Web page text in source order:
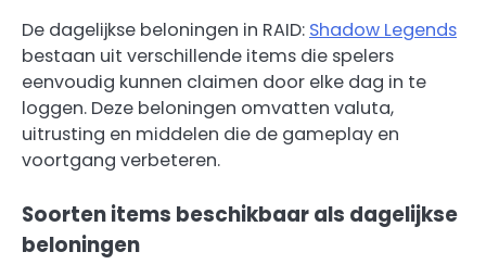
De dagelijkse beloningen in RAID: Shadow Legends
bestaan uit verschillende items die spelers
eenvoudig kunnen claimen door elke dag in te
loggen. Deze beloningen omvatten valuta,
uitrusting en middelen die de gameplay en
voortgang verbeteren.
Soorten items beschikbaar als dagelijkse
beloningen